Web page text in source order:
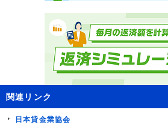
関連リンク
日本貸金業協会